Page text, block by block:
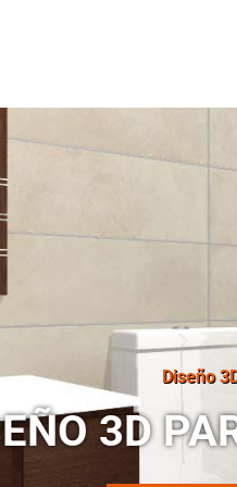
Diseño
3D